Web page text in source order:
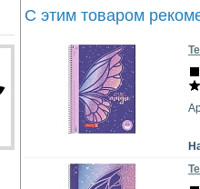
С этим товаром